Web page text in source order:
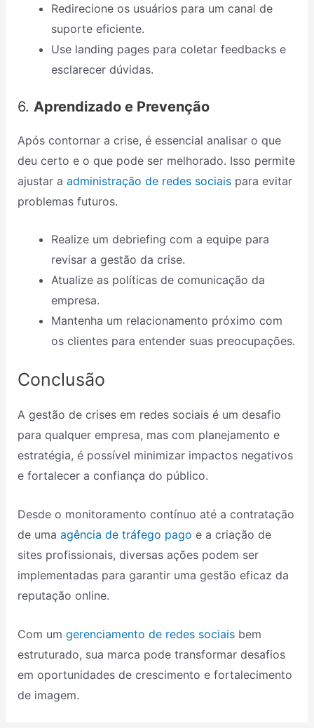
Redirecione os usuários para um canal de
suporte eficiente.
Use landing pages para coletar feedbacks e
esclarecer dúvidas.
6. Aprendizado e Prevenção
Após contornar a crise, é essencial analisar o que
deu certo e o que pode ser melhorado. Isso permite
ajustar a administração de redes sociaispara evitar
problemas futuros.
Realize um debriefing com a equipe para
revisar a gestão da crise.
Atualize as políticas de comunicação da
empresa.
Mantenha um relacionamento próximo com
os clientes para entender suas preocupações.
Conclusão
A gestão de crises em redes sociais é um desafio
para qualquer empresa, mas com planejamento e
estratégia, é possível minimizar impactos negativos
e fortalecer a confiança do público.
Desde o monitoramento contínuo até a contratação
de uma agência de tráfego pago e a criação de
sites profissionais, diversas ações podem ser
implementadas para garantir uma gestão eficaz da
reputação online.
Com um gerenciamento de redes sociaisbem
estruturado, sua marca pode transformar desafios
em oportunidades de crescimento e fortalecimento
de imagem.